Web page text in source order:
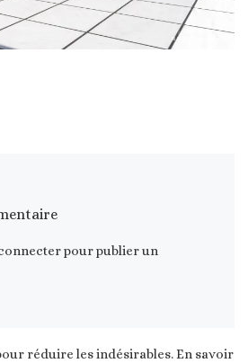
pour publier un
réduire les indésirables.En savoir